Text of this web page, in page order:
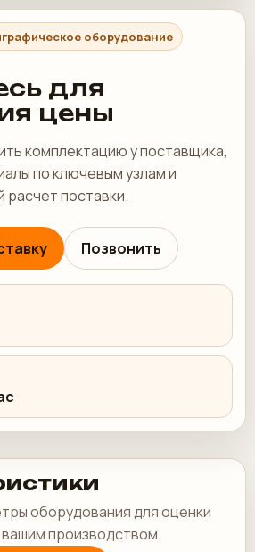
оборудование
для
цены
комплектацию у поставщика,
по ключевым узлам и
расчет поставки.
Позвонить
оборудования для оценки
производством.